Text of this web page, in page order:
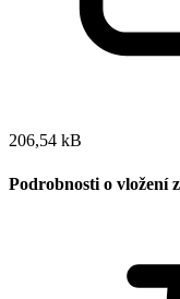
206,54 kB
Podrobnosti o vložení